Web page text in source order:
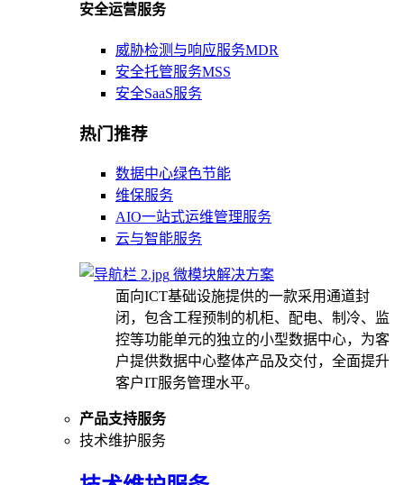
安全运营服务
威胁检测与响应服务MDR
安全托管服务MSS
安全SaaS服务
热门推荐
数据中心绿色节能
维保服务
AIO一站式运维管理服务
云与智能服务
微模块解决方案
面向ICT基础设施提供的一款采用通道封
闭，包含工程预制的机柜、配电、制冷、监
控等功能单元的独立的小型数据中心，为客
户提供数据中心整体产品及交付，全面提升
客户IT服务管理水平。
产品支持服务
技术维护服务